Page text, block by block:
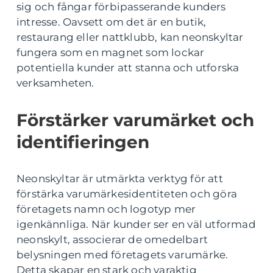
sig och fångar förbipasserande kunders
intresse. Oavsett om det är en butik,
restaurang eller nattklubb, kan neonskyltar
fungera som en magnet som lockar
potentiella kunder att stanna och utforska
verksamheten.
Förstärker varumärket och
identifieringen
Neonskyltar är utmärkta verktyg för att
förstärka varumärkesidentiteten och göra
företagets namn och logotyp mer
igenkännliga. När kunder ser en väl utformad
neonskylt, associerar de omedelbart
belysningen med företagets varumärke.
Detta skapar en stark och varaktig